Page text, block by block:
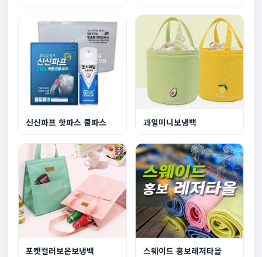
신신파프 핫파스 쿨파스 과일미니보냉백
포켓컬러보온보냉백 스웨이드 홍보레저타올